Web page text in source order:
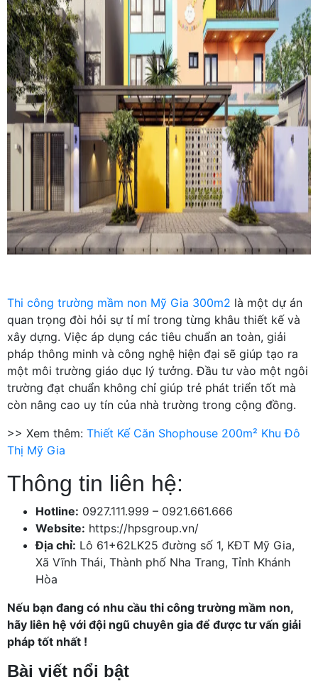
Thi công trường mầm non Mỹ Gia 300m2 là một dự án
quan trọng đòi hỏi sự tỉ mỉ trong từng khâu thiết kế và
xây dựng. Việc áp dụng các tiêu chuẩn an toàn, giải
pháp thông minh và công nghệ hiện đại sẽ giúp tạo ra
một môi trường giáo dục lý tưởng. Đầu tư vào một ngôi
trường đạt chuẩn không chỉ giúp trẻ phát triển tốt mà
còn nâng cao uy tín của nhà trường trong cộng đồng.
>> Xem thêm: Thiết Kế Căn Shophouse 200m² Khu Đô
Thị Mỹ Gia
Thông tin liên hệ:
Hotline: 0927.111.999 – 0921.661.666
Website: https://hpsgroup.vn/
Địa chỉ: Lô 61+62LK25 đường số 1, KĐT Mỹ Gia,
Xã Vĩnh Thái, Thành phố Nha Trang, Tỉnh Khánh
Hòa
Nếu bạn đang có nhu cầu thi công trường mầm non,
hãy liên hệ với đội ngũ chuyên gia để được tư vấn giải
pháp tốt nhất !
Bài viết nổi bật